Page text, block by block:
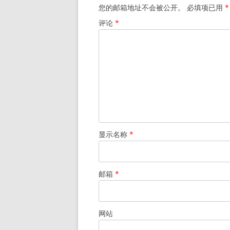
您的邮箱地址不会被公开。 必填项已用 *
评论 *
显示名称 *
邮箱 *
网站